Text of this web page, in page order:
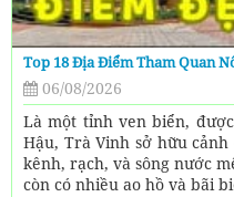
Top 18 Địa Điểm Tham Quan
06/08/2026
Là một tỉnh ven biển,
Hậu, Trà Vinh sở hữu
kênh, rạch, và sông nước
còn có nhiều ao hồ và bãi